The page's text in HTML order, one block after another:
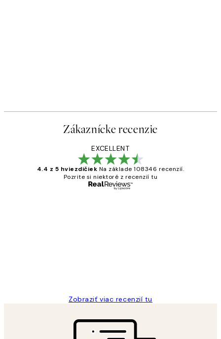
Zákaznícke recenzie
EXCELLENT
4.4 z 5 hviezdičiek Na základe 108346 recenzií.
Pozrite si niektoré z recenzií tu
Zobraziť viac recenzií tu